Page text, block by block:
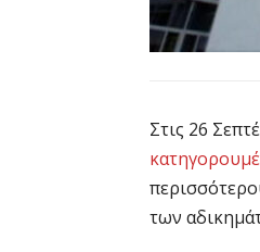
Στις 26
των